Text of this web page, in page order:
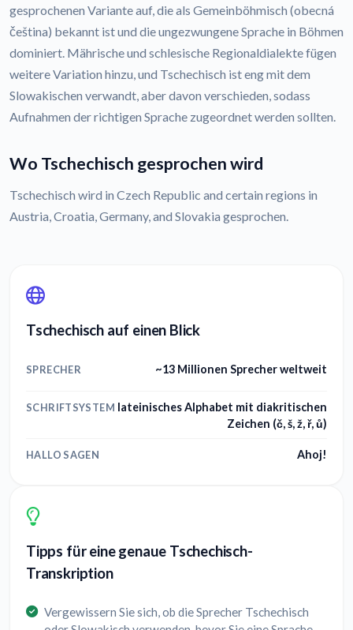
gesprochenen Variante auf, die als Gemeinböhmisch (obecná
čeština) bekannt ist und die ungezwungene Sprache in Böhmen
dominiert. Mährische und schlesische Regionaldialekte fügen
weitere Variation hinzu, und Tschechisch ist eng mit dem
Slowakischen verwandt, aber davon verschieden, sodass
Aufnahmen der richtigen Sprache zugeordnet werden sollten.
Wo Tschechisch gesprochen wird
Tschechisch wird in Czech Republic and certain regions in
Austria, Croatia, Germany, and Slovakia gesprochen.
Tschechisch auf einen Blick
SPRECHER ~13 Millionen Sprecher weltweit
SCHRIFTSYSTEM lateinisches Alphabet mit diakritischen
Zeichen (č, š, ž, ř, ů)
HALLO SAGEN Ahoj!
Tipps für eine genaue Tschechisch-
Transkription
Vergewissern Sie sich, ob die Sprecher Tschechisch